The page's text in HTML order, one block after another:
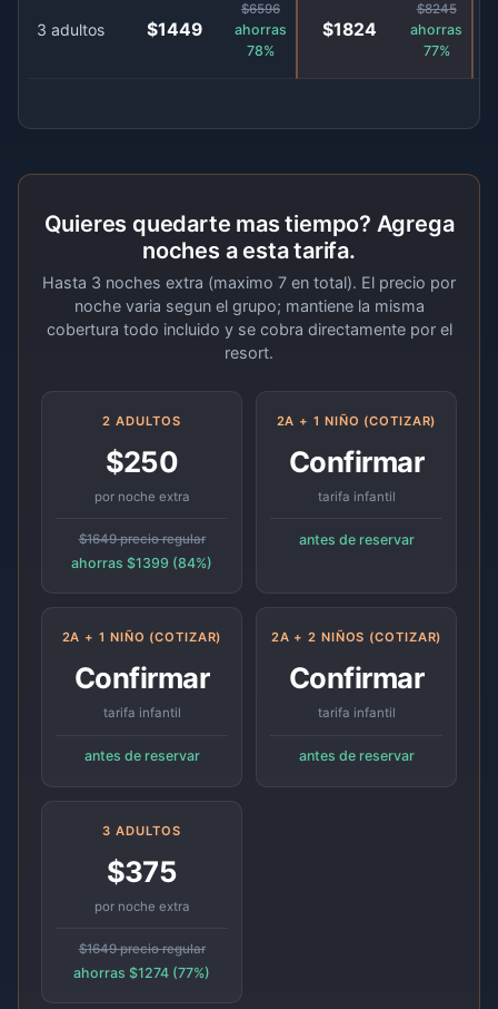
3 adultos $1449
$6596
ahorras
78%
$1824
$8245
ahorras
77%
Quieres quedarte mas tiempo? Agrega
noches a esta tarifa.
Hasta 3 noches extra (maximo 7 en total). El precio por
noche varia segun el grupo; mantiene la misma
cobertura todo incluido y se cobra directamente por el
resort.
2 ADULTOS
$250
por noche extra
$1649 precio regular
ahorras $1399 (84%)
2A + 1 NIÑO (COTIZAR)
Confirmar
tarifa infantil
antes de reservar
2A + 1 NIÑO (COTIZAR)
Confirmar
tarifa infantil
antes de reservar
2A + 2 NIÑOS (COTIZAR)
Confirmar
tarifa infantil
antes de reservar
3 ADULTOS
$375
por noche extra
$1649 precio regular
ahorras $1274 (77%)